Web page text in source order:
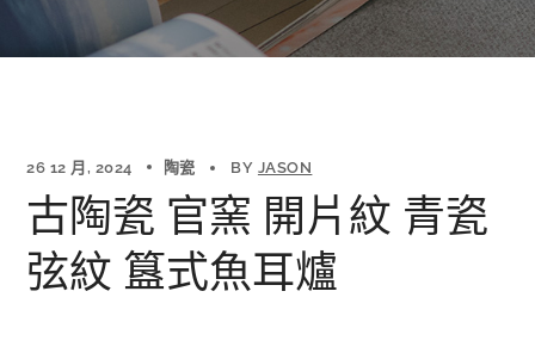
26 12 月, 2024 陶瓷 BY JASON
古陶瓷 官窯 開片紋 青瓷
弦紋 簋式魚耳爐